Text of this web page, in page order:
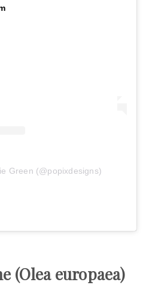
Green (@popixdesigns)
(Olea europaea)